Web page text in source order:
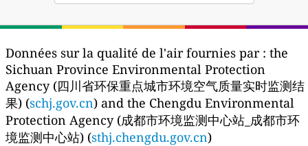
Données sur la qualité de l'air fournies par : the
Sichuan Province Environmental Protection
Agency (四川省环保重点城市环境空气质量实时监测结
果) (schj.gov.cn) and the Chengdu Environmental
Protection Agency (成都市环境监测中心站_成都市环
境监测中心站) (sthj.chengdu.gov.cn)